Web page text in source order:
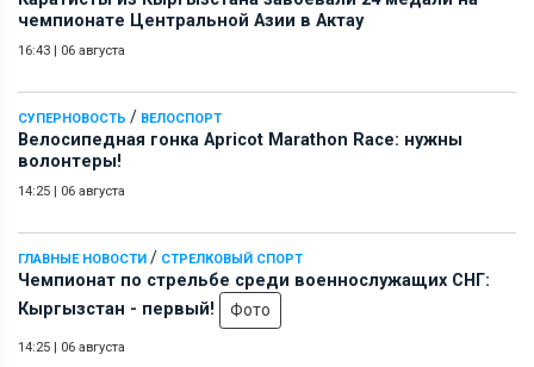
чемпионате Центральной Азии в Актау
16:43 | 06 августа
СУПЕРНОВОСТЬ / ВЕЛОСПОРТ
Велосипедная гонка Apricot Marathon Race: нужны
волонтеры!
14:25 | 06 августа
ГЛАВНЫЕ НОВОСТИ / СТРЕЛКОВЫЙ СПОРТ
Чемпионат по стрельбе среди военнослужащих СНГ:
Кыргызстан - первый!
Фото
14:25 | 06 августа